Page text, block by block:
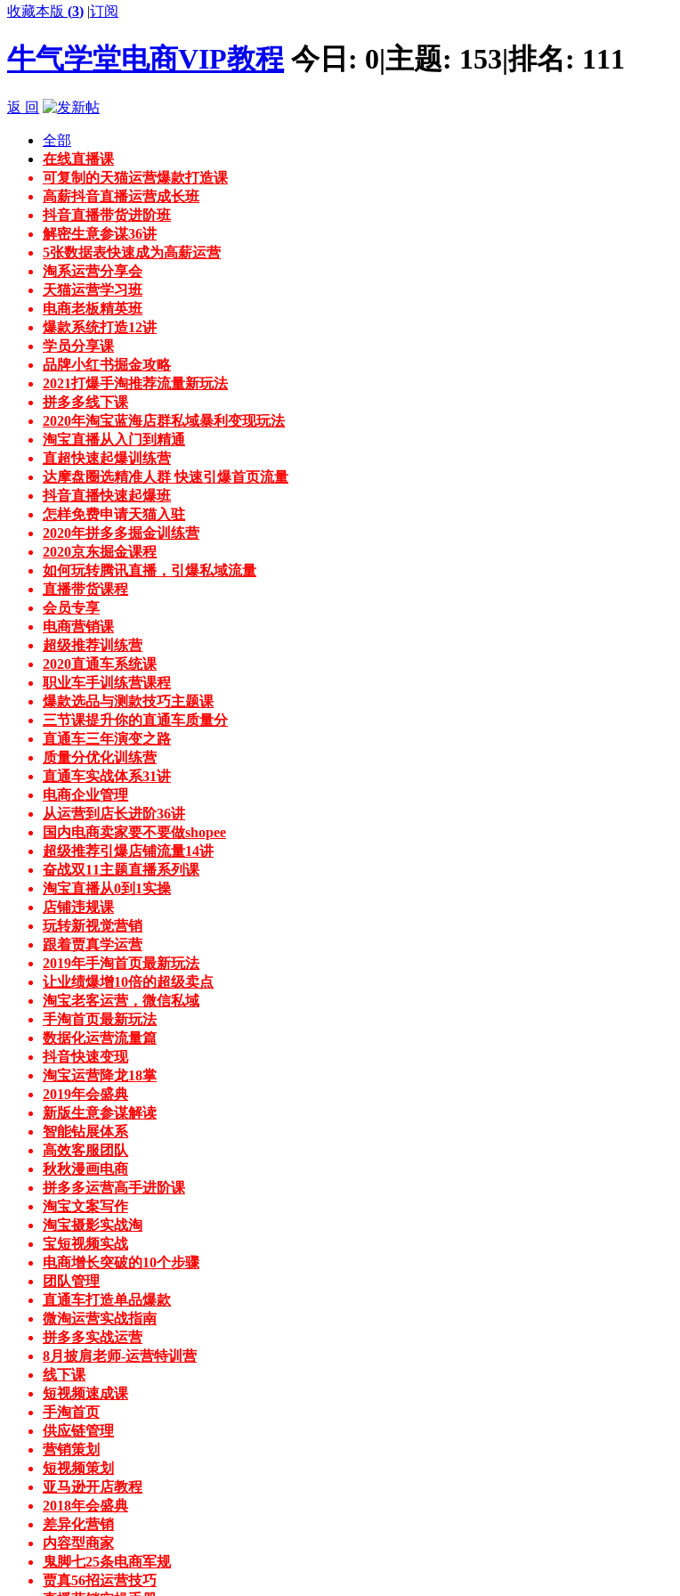
收藏本版 (3) |订阅
牛气学堂电商VIP教程 今日: 0|主题: 153|排名: 111
返 回
全部
在线直播课
可复制的天猫运营爆款打造课
高薪抖音直播运营成长班
抖音直播带货进阶班
解密生意参谋36讲
5张数据表快速成为高薪运营
淘系运营分享会
天猫运营学习班
电商老板精英班
爆款系统打造12讲
学员分享课
品牌小红书掘金攻略
2021打爆手淘推荐流量新玩法
拼多多线下课
2020年淘宝蓝海店群私域暴利变现玩法
淘宝直播从入门到精通
直超快速起爆训练营
达摩盘圈选精准人群 快速引爆首页流量
抖音直播快速起爆班
怎样免费申请天猫入驻
2020年拼多多掘金训练营
2020京东掘金课程
如何玩转腾讯直播，引爆私域流量
直播带货课程
会员专享
电商营销课
超级推荐训练营
2020直通车系统课
职业车手训练营课程
爆款选品与测款技巧主题课
三节课提升你的直通车质量分
直通车三年演变之路
质量分优化训练营
直通车实战体系31讲
电商企业管理
从运营到店长进阶36讲
国内电商卖家要不要做shopee
超级推荐引爆店铺流量14讲
奋战双11主题直播系列课
淘宝直播从0到1实操
店铺违规课
玩转新视觉营销
跟着贾真学运营
2019年手淘首页最新玩法
让业绩爆增10倍的超级卖点
淘宝老客运营，微信私域
手淘首页最新玩法
数据化运营流量篇
抖音快速变现
淘宝运营降龙18掌
2019年会盛典
新版生意参谋解读
智能钻展体系
高效客服团队
秋秋漫画电商
拼多多运营高手进阶课
淘宝文案写作
淘宝摄影实战淘
宝短视频实战
电商增长突破的10个步骤
团队管理
直通车打造单品爆款
微淘运营实战指南
拼多多实战运营
8月披肩老师-运营特训营
线下课
短视频速成课
手淘首页
供应链管理
营销策划
短视频策划
亚马逊开店教程
2018年会盛典
差异化营销
内容型商家
鬼脚七25条电商军规
贾真56招运营技巧